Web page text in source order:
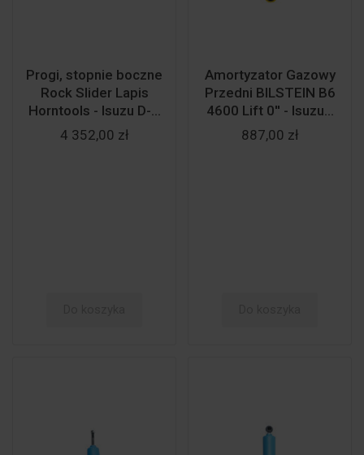
Progi, stopnie boczne
Rock Slider Lapis
Horntools - Isuzu D-...
4 352,00 zł
Amortyzator Gazowy
Przedni BILSTEIN B6
4600 Lift 0'' - Isuzu...
887,00 zł